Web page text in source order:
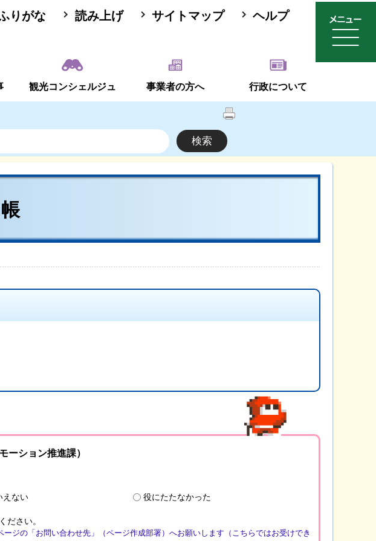
りがな 読み上げ サイトマップ ヘルプ
観光コンシェルジュ 事業者の方へ 行政について
ーション推進課）
えない 役にたたなかった
ださい。
ージの「お問い合わせ先」（ページ作成部署）へお願いします（こちらではお受けでき